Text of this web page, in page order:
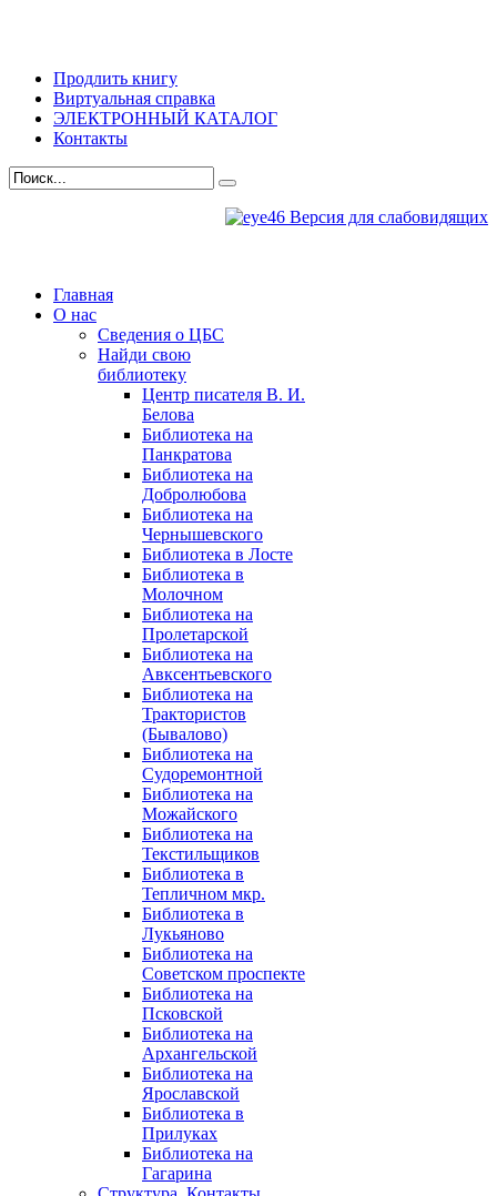
Продлить книгу
Виртуальная справка
ЭЛЕКТРОННЫЙ КАТАЛОГ
Контакты
Версия для слабовидящих
Главная
О нас
Сведения о ЦБС
Найди свою
библиотеку
Центр писателя В. И.
Белова
Библиотека на
Панкратова
Библиотека на
Добролюбова
Библиотека на
Чернышевского
Библиотека в Лосте
Библиотека в
Молочном
Библиотека на
Пролетарской
Библиотека на
Авксентьевского
Библиотека на
Трактористов
(Бывалово)
Библиотека на
Судоремонтной
Библиотека на
Можайского
Библиотека на
Текстильщиков
Библиотека в
Тепличном мкр.
Библиотека в
Лукьяново
Библиотека на
Советском проспекте
Библиотека на
Псковской
Библиотека на
Архангельской
Библиотека на
Ярославской
Библиотека в
Прилуках
Библиотека на
Гагарина